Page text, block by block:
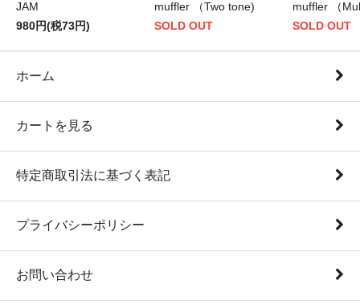
JAM
980円(税73円)
muffler （Two tone)
SOLD OUT
muffler （
SOLD OUT
ホーム
カートを見る
特定商取引法に基づく表記
プライバシーポリシー
お問い合わせ